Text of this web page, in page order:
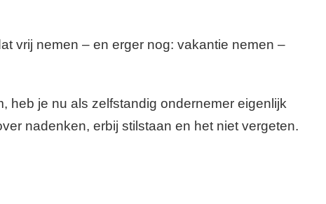
vrij nemen – en erger nog: vakantie nemen –
heb je nu als zelfstandig ondernemer eigenlijk
nadenken, erbij stilstaan en het niet vergeten.